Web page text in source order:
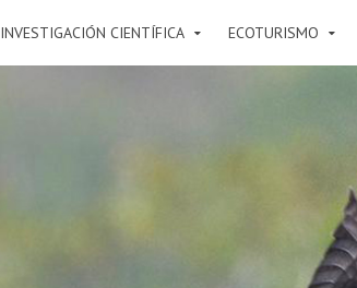
INVESTIGACIÓN CIENTÍFICA ECOTURISMO